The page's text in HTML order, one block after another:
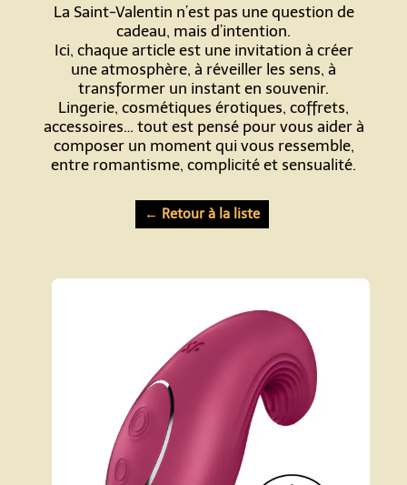
La Saint-Valentin n’est pas une question de
cadeau, mais d’intention.
Ici, chaque article est une invitation à créer
une atmosphère, à réveiller les sens, à
transformer un instant en souvenir.
Lingerie, cosmétiques érotiques, coffrets,
accessoires… tout est pensé pour vous aider à
composer un moment qui vous ressemble,
entre romantisme, complicité et sensualité.
← Retour à la liste